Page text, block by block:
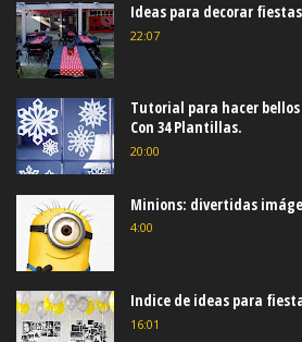
Ideas para decorar
22:07
Tutorial para hacer bellos
Con 34 Plantillas.
20:00
Minions: divertidas
4:00
Indice de ideas para
16:01